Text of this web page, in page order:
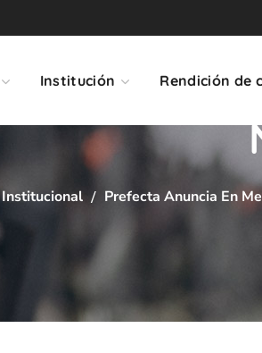
Institución Rendición de
Institucional Prefecta Anuncia En